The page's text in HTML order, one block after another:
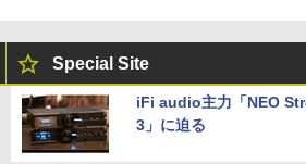
Special Site
iFi audio主力「NEO
3」に迫る